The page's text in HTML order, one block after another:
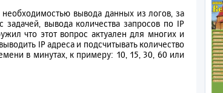
вывода данных из логов, за
вывода количества запросов по IP
что этот вопрос актуален для многих и
IP адреса и подсчитывать количество
в минутах, к примеру: 10, 15, 30, 60 или